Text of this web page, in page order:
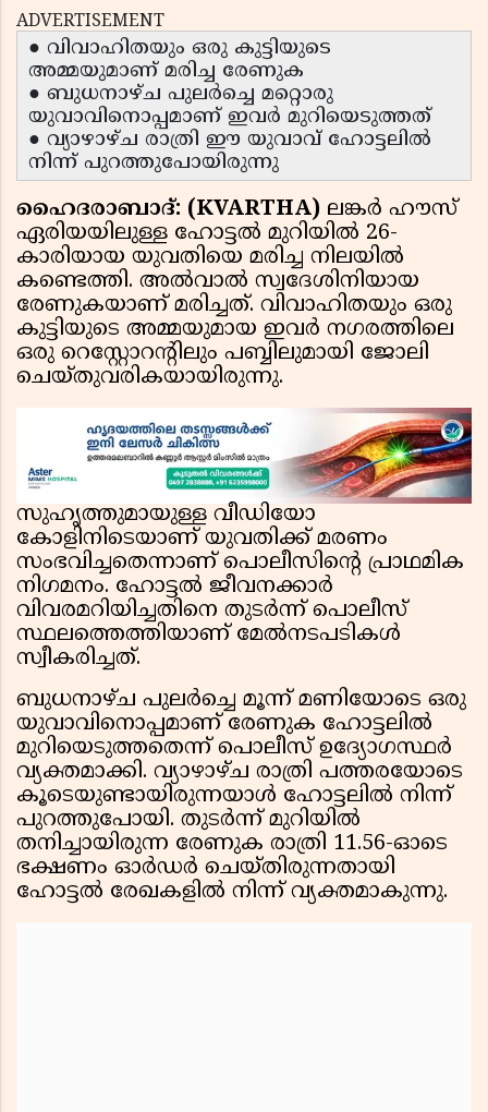
ADVERTISEMENT
● വിവാഹിതയും ഒരു കുട്ടിയുടെ
അമ്മയുമാണ് മരിച്ച രേണുക
● ബുധനാഴ്ച പുലർച്ചെ മറ്റൊരു
യുവാവിനൊപ്പമാണ് ഇവർ മുറിയെടുത്തത്
● വ്യാഴാഴ്ച രാത്രി ഈ യുവാവ് ഹോട്ടലിൽ
നിന്ന് പുറത്തുപോയിരുന്നു
ഹൈദരാബാദ്: (KVARTHA) ലങ്കർ ഹൗസ്
ഏരിയയിലുള്ള ഹോട്ടൽ മുറിയിൽ 26-
കാരിയായ യുവതിയെ മരിച്ച നിലയിൽ
കണ്ടെത്തി. അൽവാൽ സ്വദേശിനിയായ
രേണുകയാണ് മരിച്ചത്. വിവാഹിതയും ഒരു
കുട്ടിയുടെ അമ്മയുമായ ഇവർ നഗരത്തിലെ
ഒരു റെസ്റ്റോറന്റിലും പബ്ബിലുമായി ജോലി
ചെയ്തുവരികയായിരുന്നു.
സുഹൃത്തുമായുള്ള വീഡിയോ
കോളിനിടെയാണ് യുവതിക്ക് മരണം
സംഭവിച്ചതെന്നാണ് പൊലീസിന്റെ പ്രാഥമിക
നിഗമനം. ഹോട്ടൽ ജീവനക്കാർ
വിവരമറിയിച്ചതിനെ തുടർന്ന് പൊലീസ്
സ്ഥലത്തെത്തിയാണ് മേൽനടപടികൾ
സ്വീകരിച്ചത്.
ബുധനാഴ്ച പുലർച്ചെ മൂന്ന് മണിയോടെ ഒരു
യുവാവിനൊപ്പമാണ് രേണുക ഹോട്ടലിൽ
മുറിയെടുത്തതെന്ന് പൊലീസ് ഉദ്യോഗസ്ഥർ
വ്യക്തമാക്കി. വ്യാഴാഴ്ച രാത്രി പത്തരയോടെ
കൂടെയുണ്ടായിരുന്നയാൾ ഹോട്ടലിൽ നിന്ന്
പുറത്തുപോയി. തുടർന്ന് മുറിയിൽ
തനിച്ചായിരുന്ന രേണുക രാത്രി 11.56-ഓടെ
ഭക്ഷണം ഓർഡർ ചെയ്തിരുന്നതായി
ഹോട്ടൽ രേഖകളിൽ നിന്ന് വ്യക്തമാകുന്നു.